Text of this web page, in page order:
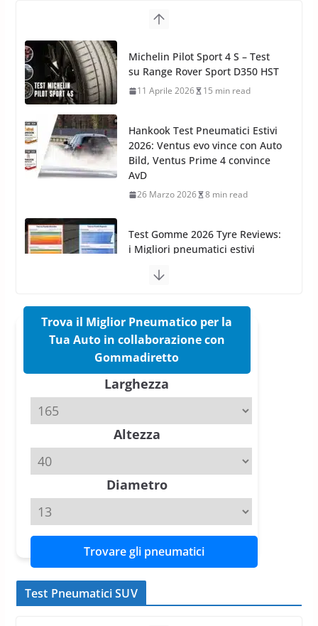
Car Care
26 Marzo 2025 2 min read
Michelin Pilot Sport 4 S – Test
su Range Rover Sport D350 HST
11 Aprile 2026 15 min read
Hankook Test Pneumatici Estivi
2026: Ventus evo vince con Auto
Bild, Ventus Prime 4 convince
AvD
26 Marzo 2026 8 min read
Test Gomme 2026 Tyre Reviews:
i Migliori pneumatici estivi
17 Marzo 2026
Pirelli Cinturato 2026: due
vittorie nei test europei
confermano il salto tecnico del
16 Marzo 2026
Pirelli P Zero Trofeo RS: per
Tyre Reviews è la gomma semi-
20 Aprile 2026 4 min read
Trova il Miglior Pneumatico per la
Tua Auto in collaborazione con
Gommadiretto
Larghezza
Altezza
Diametro
Trovare gli pneumatici
Test Pneumatici SUV